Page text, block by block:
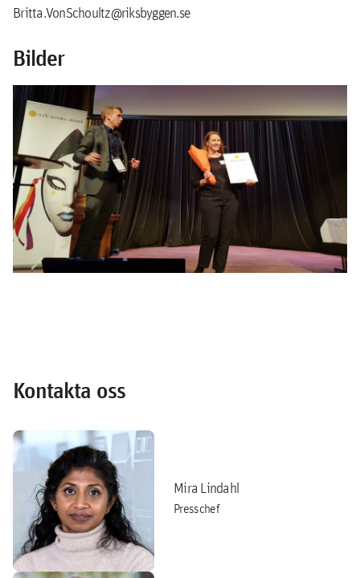
Britta.VonSchoultz@riksbyggen.se
Bilder
Kontakta oss
Mira Lindahl
Presschef